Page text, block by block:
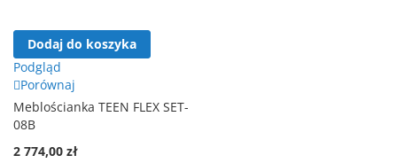
Dodaj do koszyka
Podgląd
Porównaj
Meblościanka TEEN FLEX SET-
08B
2 774,00 zł